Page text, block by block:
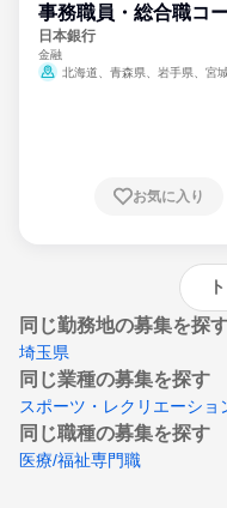
事務職員・総合職コ
日本銀行
金融
北海道、青森県、岩手県、宮城
崎県、熊本県、大分県、宮崎県、
お気に入り
同じ勤務地の募集を探
埼玉県
同じ業種の募集を探す
スポーツ・レクリエーショ
同じ職種の募集を探す
医療/福祉専門職